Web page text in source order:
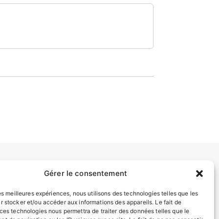
Gérer le consentement
meilleures expériences, nous utilisons des technologies telles que les
stocker et/ou accéder aux informations des appareils. Le fait de
technologies nous permettra de traiter des données telles que le
INFORMATIONS LÉGALES
Mentions légales
Politique de confidentialité
Plan du site